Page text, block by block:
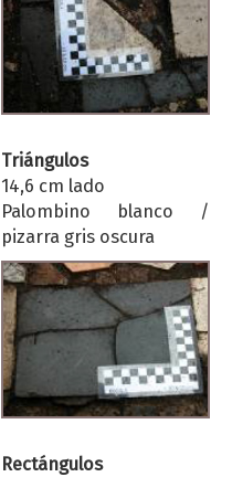
Triángulos
14,6 cm lado
Palombino blanco /
pizarra gris oscura
Rectángulos